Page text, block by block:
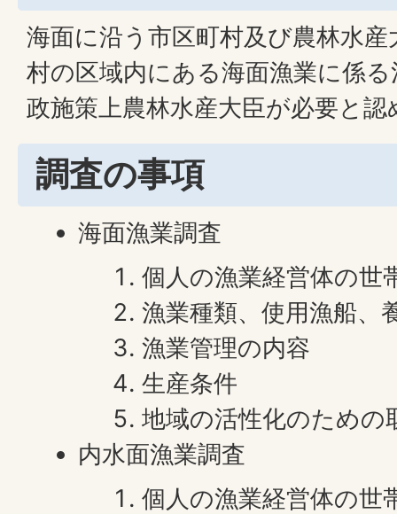
海面に沿う市区町村及び農林水
村の区域内にある海面漁業に係
政施策上農林水産大臣が必要と
調査の事項
海面漁業調査
個人の漁業経営体の世
漁業種類、使用漁船、
漁業管理の内容
生産条件
地域の活性化のための
内水面漁業調査
個人の漁業経営体の世